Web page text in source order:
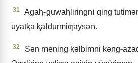
31
Agaⱨ-guwaⱨliringni qing
uyatⱪa ⱪaldurmiƣaysǝn.
32
Sǝn mening ⱪǝlbimni kǝng-